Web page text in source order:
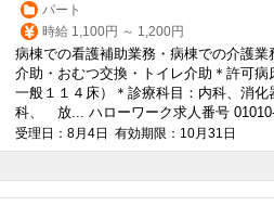
パート
時給 1,100円 ～ 1,200円
病棟での看護補助業務・病棟での介護業
介助・おむつ交換・トイレ介助＊許可病
一般１１４床）＊診療科目：内科、消
科、 放... ハローワーク求人番号 01010-
受理日：8月4日 有効期限：10月31日